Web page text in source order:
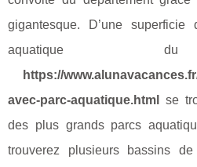
gigantesque. D’une
aquatique
https://
avec-parc-aquatique.html
se
des plus grands parcs
trouverez plusieurs bassins